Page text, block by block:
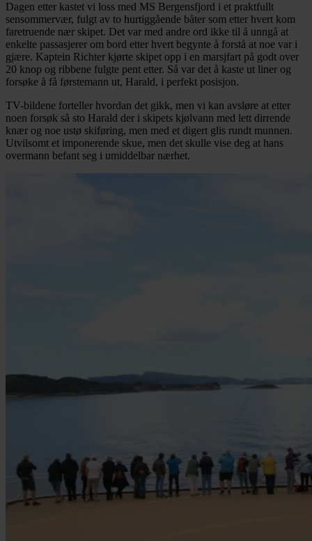
Dagen etter kastet vi loss med MS Bergensfjord i et praktfullt
sensommervær, fulgt av to hurtiggående båter som etter hvert kom
faretruende nær skipet. Det var med andre ord ikke til å unngå at
enkelte passasjerer om bord etter hvert begynte å forstå at noe var i
gjære. Kaptein Richter kjørte skipet opp i en marsjfart på godt over
20 knop og ribbene fulgte pent etter. Så var det å kaste ut liner og
forsøke å få førstemann ut, Harald, i perfekt posisjon.
TV-bildene forteller hvordan det gikk, men vi kan avsløre at etter
noen forsøk så sto Harald der i skipets kjølvann med lett dirrende
knær og noe ustø skiføring, men med et digert glis rundt munnen.
Utvilsomt et imponerende skue, men det skulle vise deg at hans
overmann befant seg i umiddelbar nærhet.